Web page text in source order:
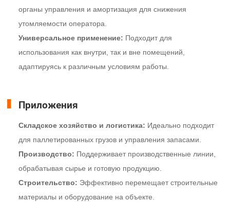
органы управления и амортизация для снижения
утомляемости оператора.
Универсальное применение: Подходит для
использования как внутри, так и вне помещений,
адаптируясь к различным условиям работы.
Приложения
Складское хозяйство и логистика: Идеально подходит
для паллетированных грузов и управления запасами.
Производство: Поддерживает производственные линии,
обрабатывая сырье и готовую продукцию.
Строительство: Эффективно перемещает строительные
материалы и оборудование на объекте.